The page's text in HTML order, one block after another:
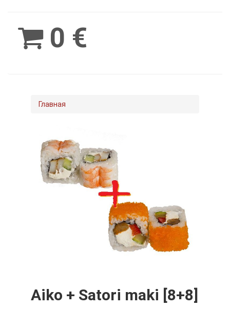
BetWest0 €
Главная
Aiko + Satori maki [8+8]